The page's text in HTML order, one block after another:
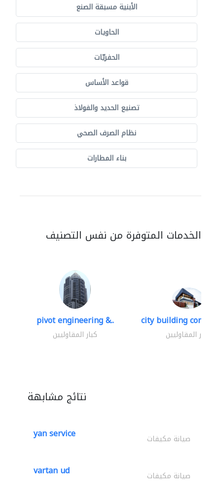
الأبنية مسبقة الصنع
الحاويات
الحفريّات
قواعد الأساس
تصنيع الحديد والفولاذ
نظام الصرف الصحي
بناء المطارات
الخدمات المتوفرة من نفس التصنيف
pivot engineering &..
كبار المقاوليين
city building
كبار المقاوليين
نتائج مشابهة
yan service صيانة مكيفات
vartan ud صيانة مكيفات